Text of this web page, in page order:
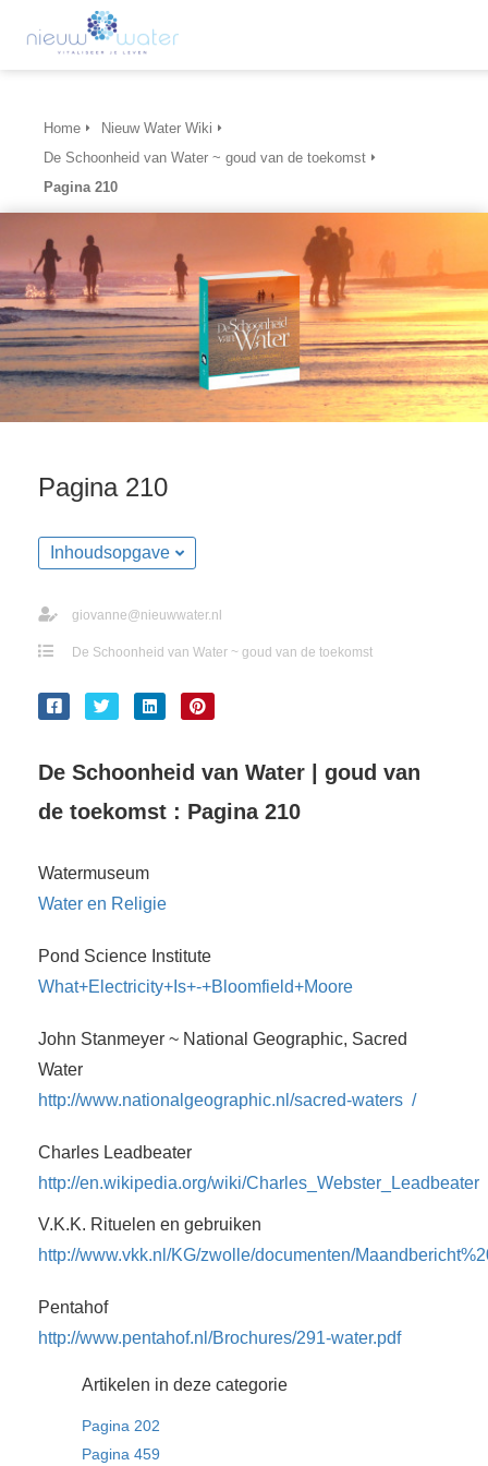
Home
Nieuw Water Wiki
De Schoonheid van Water ~ goud van de toekomst
Pagina 210
Pagina 210
Inhoudsopgave
giovanne@nieuwwater.nl
De Schoonheid van Water ~ goud van de toekomst
De Schoonheid van Water | goud van
de toekomst : Pagina 210
Watermuseum
Water en Religie
Pond Science Institute
What+Electricity+Is+-+Bloomfield+Moore
John Stanmeyer ~ National Geographic, Sacred
Water
http://www.nationalgeographic.nl/sacred-waters /
Charles Leadbeater
http://en.wikipedia.org/wiki/Charles_Webster_Leadbeater
V.K.K. Rituelen en gebruiken
http://www.vkk.nl/KG/zwolle/documenten/
Pentahof
http://www.pentahof.nl/Brochures/291-water.pdf
Artikelen in deze categorie
Pagina 202
Pagina 459